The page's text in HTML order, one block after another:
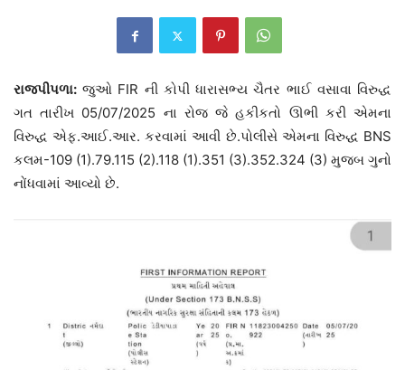
રાજપીપળા: જુઓ FIR ની કોપી ધારાસભ્ય ચૈતર ભાઈ વસાવા વિરુદ્ધ
ગત તારીખ 05/07/2025 ના રોજ જે હકીકતો ઊભી કરી એમના
વિરુદ્ધ એફ.આઈ.આર. કરવામાં આવી છે.પોલીસે એમના વિરુદ્ધ BNS
કલમ-109 (1).79.115 (2).118 (1).351 (3).352.324 (3) મુજબ ગુનો
નોંધવામાં આવ્યો છે.